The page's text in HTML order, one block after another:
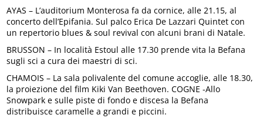
AYAS – L’auditorium Monterosa fa da cornice, alle 21.15, al
concerto dell’Epifania. Sul palco Erica De Lazzari Quintet con
un repertorio blues & soul revival con alcuni brani di Natale.
BRUSSON – In località Estoul alle 17.30 prende vita la Befana
sugli sci a cura dei maestri di sci.
CHAMOIS – La sala polivalente del comune accoglie, alle 18.30,
la proiezione del film Kiki Van Beethoven. COGNE -Allo
Snowpark e sulle piste di fondo e discesa la Befana
distribuisce caramelle a grandi e piccini.